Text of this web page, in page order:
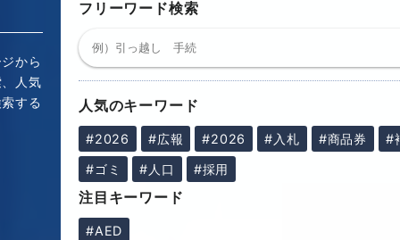
から
人気
する
フリーワード検索
人気のキーワード
#2026 #広報 #2026 #入札 #商品券
#
#ゴミ
#人口 #採用
注目キーワード
#AED